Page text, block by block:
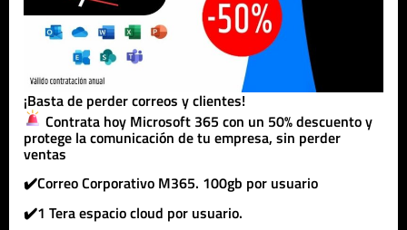
¡Basta de perder correos y clientes!
Contrata hoy Microsoft 365 con un 50% descuento y
protege la comunicación de tu empresa, sin perder
ventas
✔️Correo Corporativo M365. 100gb por usuario
✔️1 Tera espacio cloud por usuario.